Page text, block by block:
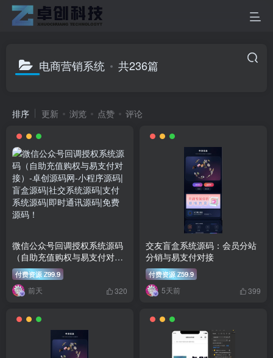
电商营销系统 共236篇
排序 更新 浏览 点赞 评论
微信公众号回调授权系统源码
（自助充值购权与易支付对
接）
付费资源 Z99.9
前天 320
交友盲盒系统源码：会员分站
分销与易支付对接
付费资源 Z59.9
5天前 399